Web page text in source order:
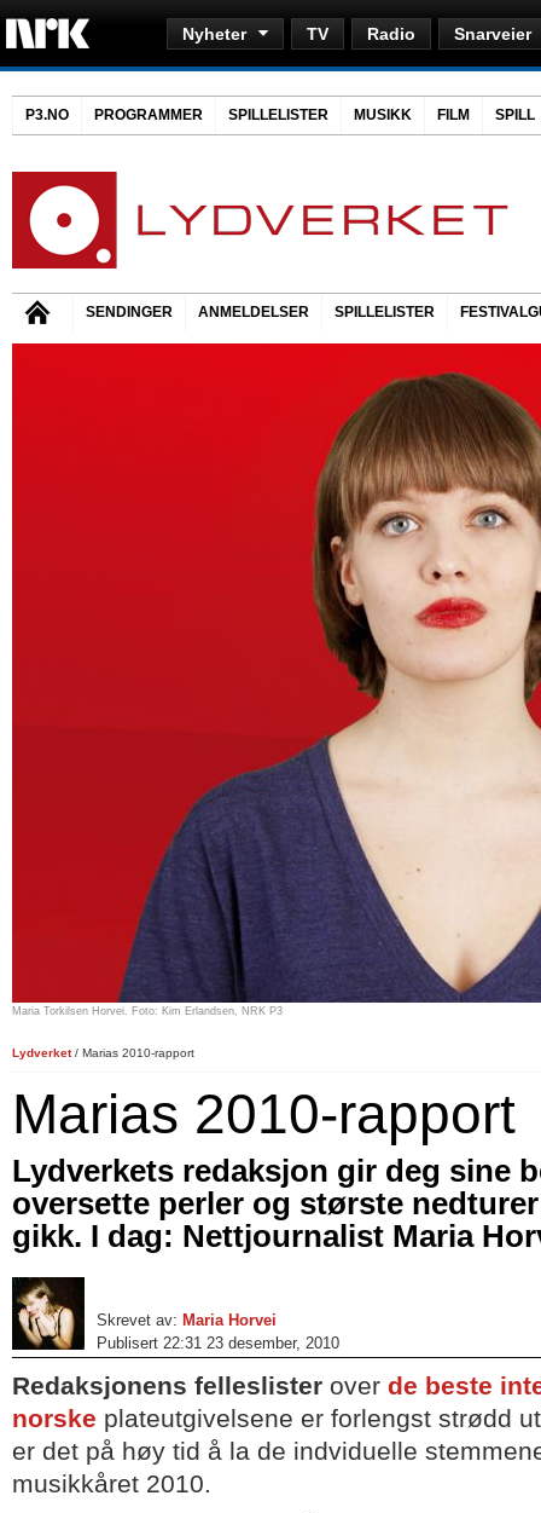
Nyheter TV Radio Snarveier
P3.NO PROGRAMMER SPILLELISTER MUSIKK FILM SPILL
SENDINGER ANMELDELSER SPILLELISTER
Maria Torkilsen Horvei. Foto: Kim Erlandsen, NRK P3
Lydverket/ Marias 2010-rapport
Marias 2010-rapport
Lydverkets redaksjon gir deg sine
oversette perler og største
gikk. I dag: Nettjournalist Maria
Skrevet av: Maria Horvei
Publisert 22:31 23 desember, 2010
Redaksjonens felleslister over de beste
norske plateutgivelsene er forlengst strødd
er det på høy tid å la de indviduelle
musikkåret 2010.